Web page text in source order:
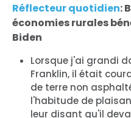
Réflecteur quotidien:
économies rurales
Biden
Lorsque j'ai grandi
Franklin, il était
de terre non
l'habitude de
leur disant qu'il